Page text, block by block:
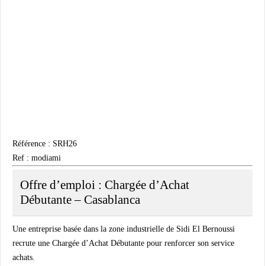
Référence : SRH26
Ref : modiami
Offre d’emploi : Chargée d’Achat
Débutante – Casablanca
Une entreprise basée dans la zone industrielle de Sidi El Bernoussi
recrute une Chargée d’Achat Débutante pour renforcer son service
achats.